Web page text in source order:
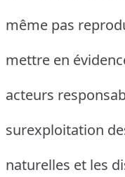
même pas
mettre en
acteurs
surexploitation
naturelles et les